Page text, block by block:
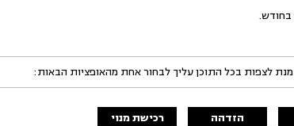
בחודש.
מנת לצפות בכל התוכן עליך לבחור אחת מהאופציות הבאות:
הזדהה רכישת מנוי